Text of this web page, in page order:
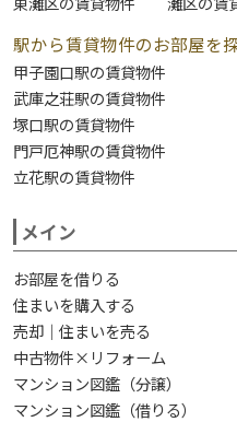
駅から賃貸物件のお部屋を
甲子園口駅の賃貸物件
武庫之荘駅の賃貸物件
塚口駅の賃貸物件
門戸厄神駅の賃貸物件
立花駅の賃貸物件
メイン
お部屋を借りる
住まいを購入する
売却｜住まいを売る
中古物件×リフォーム
マンション図鑑（分譲）
マンション図鑑（借りる）